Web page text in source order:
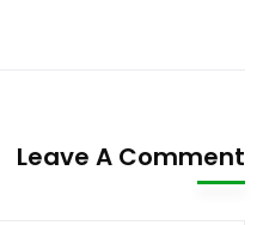
Leave A Comment